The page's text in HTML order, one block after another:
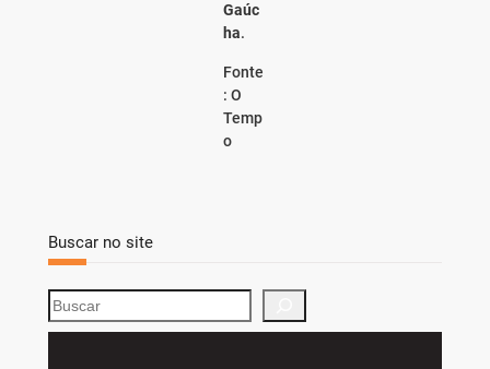
Gaúc
ha.
Fonte
: O
Temp
o
Buscar no site
S
e